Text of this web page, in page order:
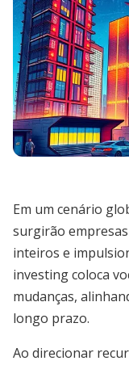
Em um cenário
surgirão
inteiros e
investing coloca
mudanças,
longo prazo.
Ao direcionar